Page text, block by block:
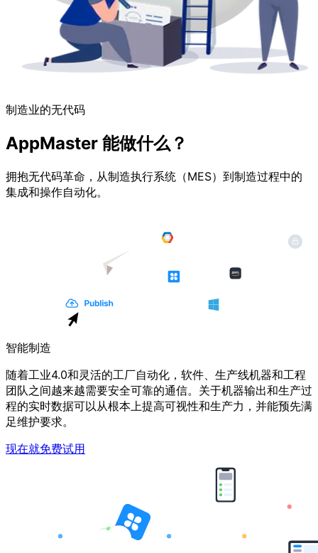
制造业的无代码
AppMaster 能做什么？
拥抱无代码革命，从制造执行系统（MES）到制造过程中的
集成和操作自动化。
智能制造
随着工业4.0和灵活的工厂自动化，软件、生产线机器和工程
团队之间越来越需要安全可靠的通信。关于机器输出和生产过
程的实时数据可以从根本上提高可视性和生产力，并能预先满
足维护要求。
现在就免费试用